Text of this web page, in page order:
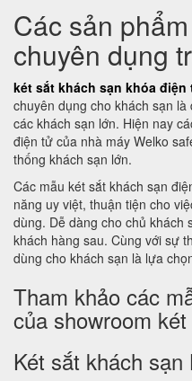
Các sản
chuyên dụng
két sắt khách sạn khóa điện
chuyên dụng cho khách sạn
các khách sạn lớn. Hiện nay
điện tử của nhà máy Welko
thống khách sạn lớn.
Các mẫu két sắt khách sạn
năng uy việt, thuận tiện cho
dùng. Dễ dàng cho chủ khách
khách hàng sau. Cùng với sự
dùng cho khách sạn là lựa
Tham khảo các
của showroom
Két sắt khách